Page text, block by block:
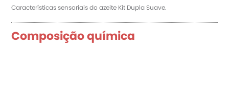
Características sensoriais do azeite Kit Dupla Suave.
Composição química